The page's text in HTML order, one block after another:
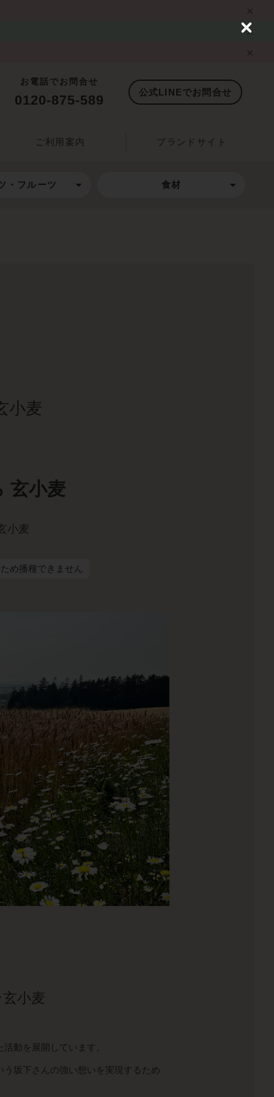
お電話でお問合せ
0120-875-589 公式LINEでお問合せ
ご利用案内 ブランドサイト
・フルーツ 食材
小麦
玄小麦
小麦
め播種できません
小麦
動を展開しています。
う坂下さんの強い想いを実現するため
C
o